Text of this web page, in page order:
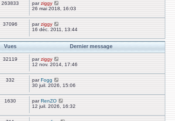
263833 parziggy
26 mai 2018, 16:03
37096 parziggy
16 déc. 2011, 13:44
Vues Dernier message
32119 parziggy
12 nov. 2014, 17:46
332 parFogg
30 juil. 2026, 15:06
1630 parRenZO
12 juil. 2026, 16:32